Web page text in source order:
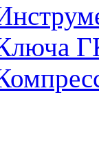
Ключа